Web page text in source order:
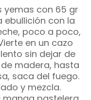
yemas con 65 gr
ebullición con la
poco a poco,
en un cazo
sin dejar de
madera, hasta
saca del fuego.
y mezcla.